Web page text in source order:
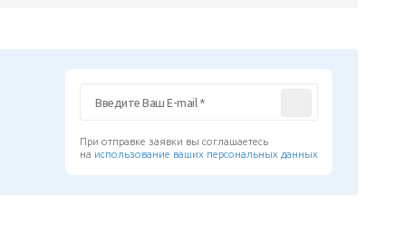
При отправке заявки вы соглашаетесь
на использование ваших персональных данных